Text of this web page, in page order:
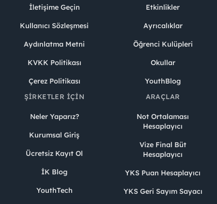
İletişime Geçin
Kullanıcı Sözleşmesi
Aydınlatma Metni
KVKK Politikası
Çerez Politikası
Etkinlikler
Ayrıcalıklar
Öğrenci Kulüpleri
Okullar
YouthBlog
ŞIRKETLER İÇIN
Neler Yaparız?
Kurumsal Giriş
Ücretsiz Kayıt Ol
İK Blog
YouthTech
ARAÇLAR
Not Ortalaması
Hesaplayıcı
Vize Final Büt
Hesaplayıcı
YKS Puan Hesaplayıcı
YKS Geri Sayım Sayacı